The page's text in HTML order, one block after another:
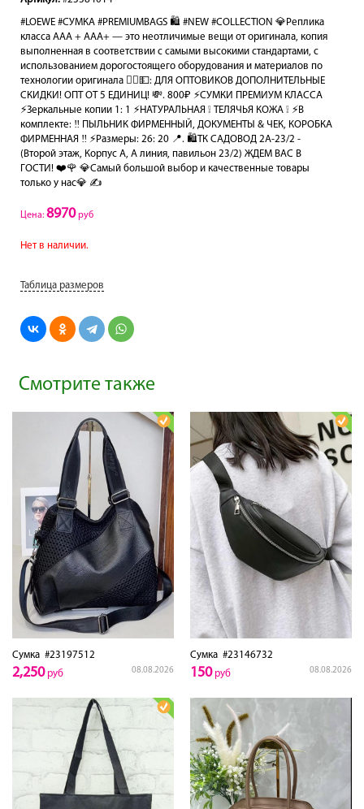
#LOEWE #СУМКА #PREMIUMBAGS 🛍️ #NEW #COLLECTION 💎Реплика
класса AAA + ААА+ — это неотличимые вещи от оригинала, копия
выполненная в соответствии с самыми высокими стандартами, с
использованием дорогостоящего оборудования и материалов по
технологии оригинала 🙋‍♂️💵: ДЛЯ ОПТОВИКОВ ДОПОЛНИТЕЛЬНЫЕ
СКИДКИ! ОПТ ОТ 5 ЕДИНИЦ! 💸. 800₽ ⚡️СУМКИ ПРЕМИУМ КЛАССА
⚡️Зеркальные копии 1: 1 ⚡️НАТУРАЛЬНАЯ ❕ ТЕЛЯЧЬЯ КОЖА ❕ ⚡️В
комплекте: ‼️ ПЫЛЬНИК ФИРМЕННЫЙ, ДОКУМЕНТЫ & ЧЕК, КОРОБКА
ФИРМЕННАЯ ‼️ ⚡️Размеры: 26: 20 📍. 🛍️ТК САДОВОД 2А-23/2 -
(Второй этаж, Корпус А, А линия, павильон 23/2) ЖДЕМ ВАС В
ГОСТИ! ❤️🌹 💎Самый большой выбор и качественные товары
только у нас💎 ✍️
Цена: 8970руб
Нет в наличии.
Таблица размеров
Смотрите также
Сумка #23197512
08.08.2026
2,250руб
Сумка #23146732
08.08.2026
150руб